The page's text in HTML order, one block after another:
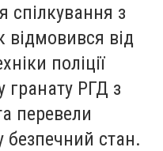
спілкування з
відмовився від
поліції
гранату РГД з
перевели
безпечний стан.